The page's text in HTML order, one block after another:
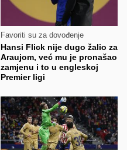
Favoriti su za dovođenje
Hansi Flick nije dugo žalio za
Araujom, već mu je pronašao
zamjenu i to u engleskoj
Premier ligi